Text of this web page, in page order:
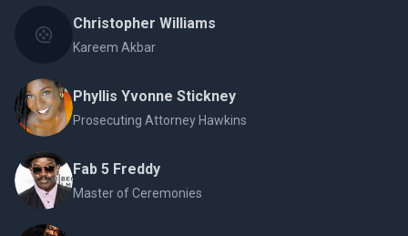
Christopher Williams
Kareem Akbar
Phyllis Yvonne Stickney
Prosecuting Attorney Hawkins
Fab 5 Freddy
Master of Ceremonies